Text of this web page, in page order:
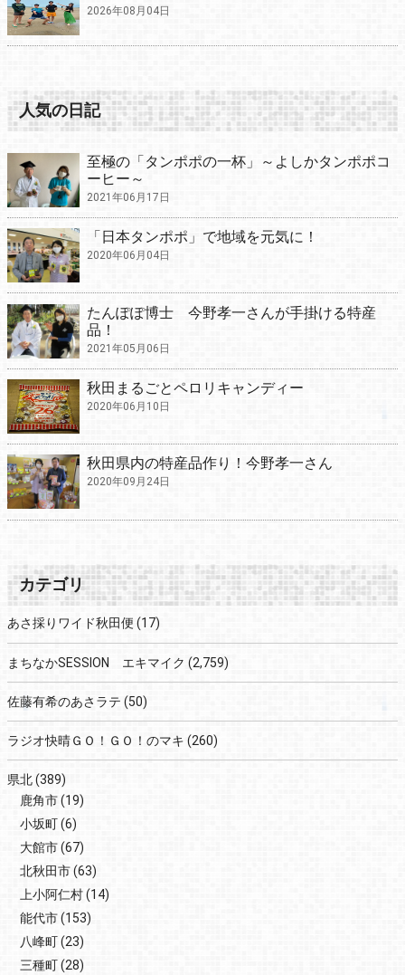
2026年08月04日
人気の日記
至極の「タンポポの一杯」～よしかタンポポコ
ーヒー～
2021年06月17日
「日本タンポポ」で地域を元気に！
2020年06月04日
たんぽぽ博士 今野孝一さんが手掛ける特産
品！
2021年05月06日
秋田まるごとペロリキャンディー
2020年06月10日
秋田県内の特産品作り！今野孝一さん
2020年09月24日
カテゴリ
あさ採りワイド秋田便 (17)
まちなかSESSION エキマイク (2,759)
佐藤有希のあさラテ (50)
ラジオ快晴ＧＯ！ＧＯ！のマキ (260)
県北(389)
鹿角市(19)
小坂町(6)
大館市(67)
北秋田市(63)
上小阿仁村(14)
能代市(153)
八峰町(23)
三種町(28)